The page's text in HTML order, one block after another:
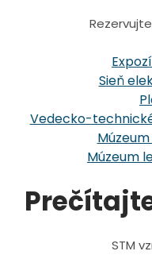
Sieň
Vedecko-
Múzeum
STM